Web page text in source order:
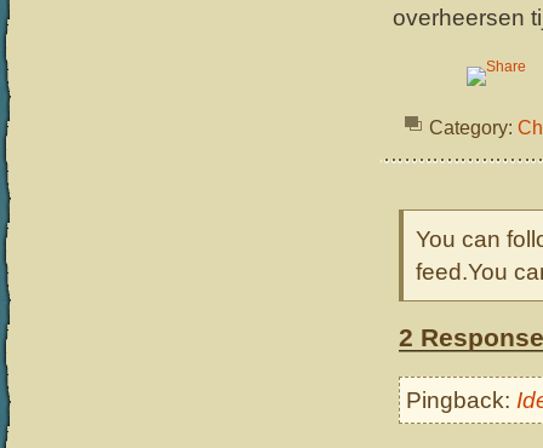
overheersen
Category:
You can
feed.You
2
Pingback: